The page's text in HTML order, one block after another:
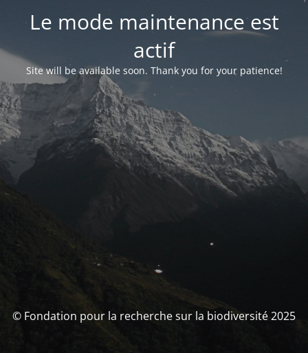
Le mode maintenance est
actif
Site will be available soon. Thank you for your patience!
© Fondation pour la recherche sur la biodiversité 2025